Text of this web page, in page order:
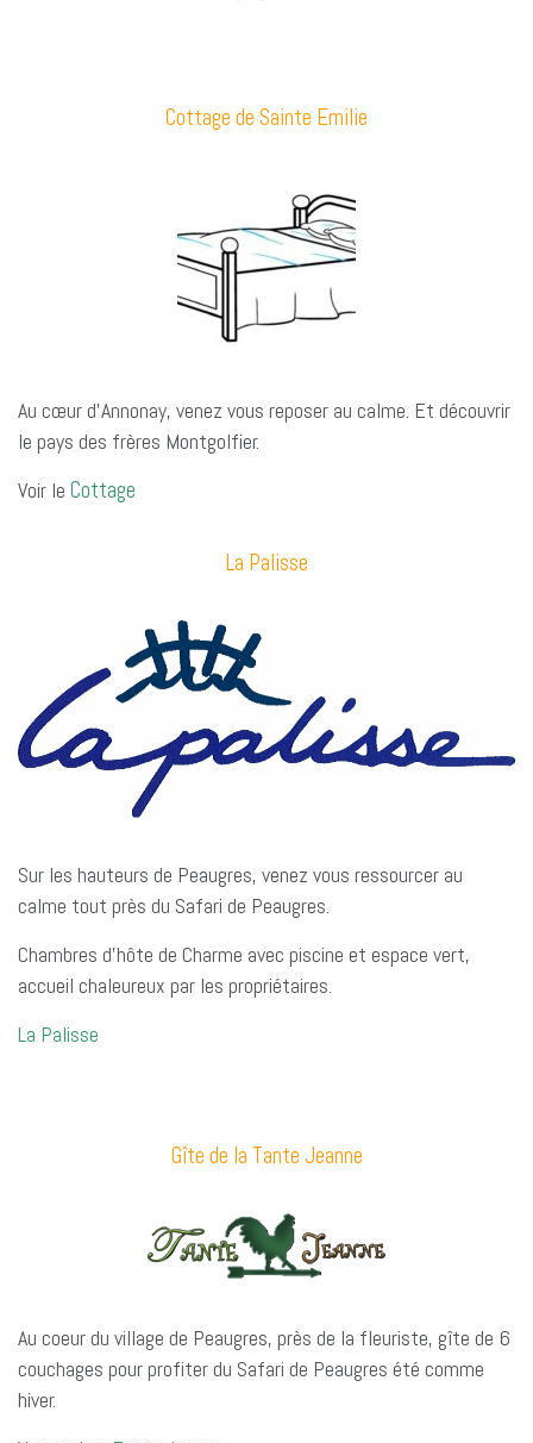
Cottage de Sainte Emilie
Au cœur d’Annonay, venez vous reposer au calme. Et découvrir
le pays des frères Montgolfier.
Voir le Cottage
La Palisse
Sur les hauteurs de Peaugres, venez vous ressourcer au
calme tout près du Safari de Peaugres.
Chambres d’hôte de Charme avec piscine et espace vert,
accueil chaleureux par les propriétaires.
La Palisse
Gîte de la Tante Jeanne
Au coeur du village de Peaugres, près de la fleuriste, gîte de 6
couchages pour profiter du Safari de Peaugres été comme
hiver.